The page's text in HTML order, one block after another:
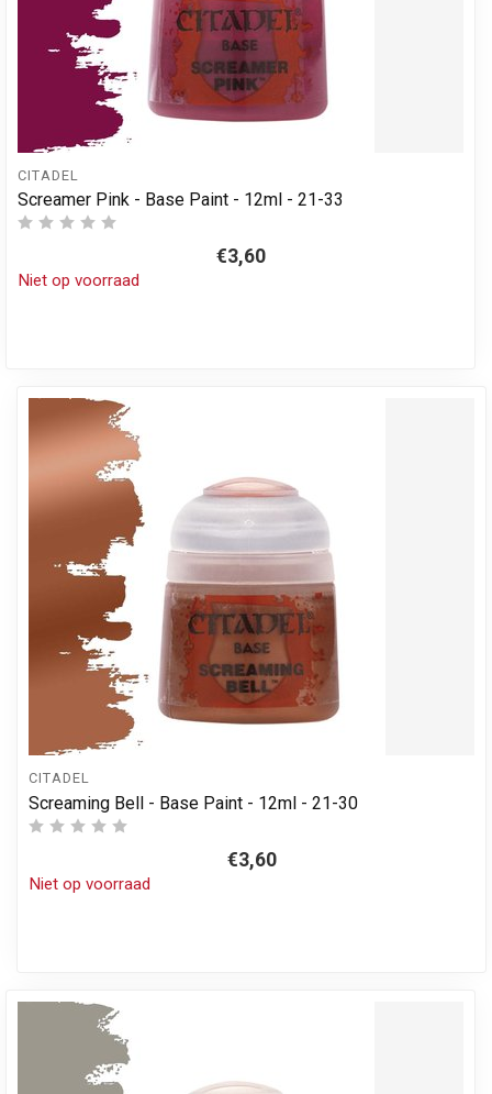
CITADEL
Screamer Pink - Base Paint - 12ml - 21-33
€3,60
Niet op voorraad
CITADEL
Screaming Bell - Base Paint - 12ml - 21-30
€3,60
Niet op voorraad